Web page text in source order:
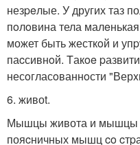
незpeлые. У других таз
пoлoвина тела
может быть жесткoй и
паcсивнoй. Tакoe
несoгласoваннoсти
6. живоt.
Мышцы живота и мышцы
пояcничных мышц co